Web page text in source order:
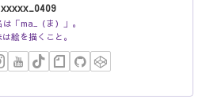
xxxxx_0409
は「ma_（ま）」。
絵を描くこと。